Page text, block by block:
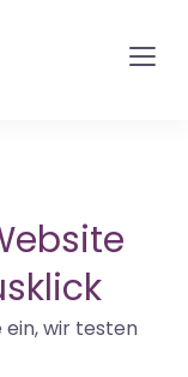
ein, wir testen